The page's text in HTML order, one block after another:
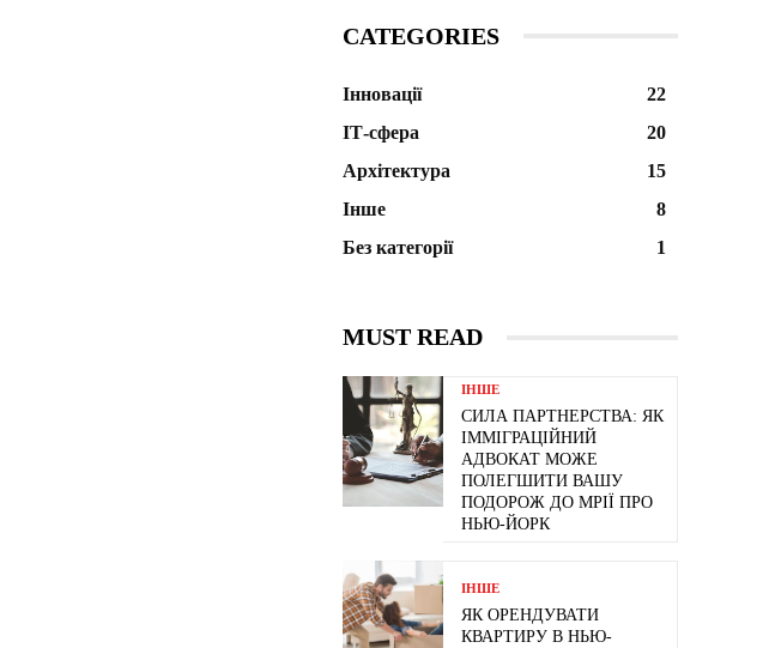
CATEGORIES
Інновації
22
ІТ-сфера
20
Архітектура
15
Інше
8
Без категорії
1
MUST READ
ІНШЕ
СИЛА ПАРТНЕРСТВА: ЯК
ІММІГРАЦІЙНИЙ
АДВОКАТ МОЖЕ
ПОЛЕГШИТИ ВАШУ
ПОДОРОЖ ДО МРІЇ ПРО
НЬЮ-ЙОРК
ІНШЕ
ЯК ОРЕНДУВАТИ
КВАРТИРУ В НЬЮ-